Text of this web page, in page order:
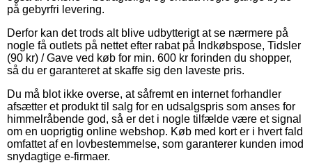
på gebyrfri levering.
Derfor kan det trods alt blive udbytterigt at se nærmere på
nogle få outlets på nettet efter rabat på Indkøbspose, Tidsler
(90 kr) / Gave ved køb for min. 600 kr forinden du shopper,
så du er garanteret at skaffe sig den laveste pris.
Du må blot ikke overse, at såfremt en internet forhandler
afsætter et produkt til salg for en udsalgspris som anses for
himmelråbende god, så er det i nogle tilfælde være et signal
om en uoprigtig online webshop. Køb med kort er i hvert fald
omfattet af en lovbestemmelse, som garanterer kunden imod
snydagtige e-firmaer.